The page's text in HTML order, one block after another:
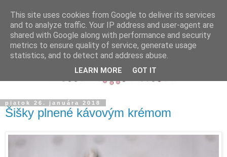
piatok 26. januára 2018
Šišky plnené kávovým krémom
This site uses cookies from Google to deliver its services
and to analyze traffic. Your IP address and user-agent are
shared with Google along with performance and security
metrics to ensure quality of service, generate usage
statistics, and to detect and address abuse.
LEARN MORE GOT IT